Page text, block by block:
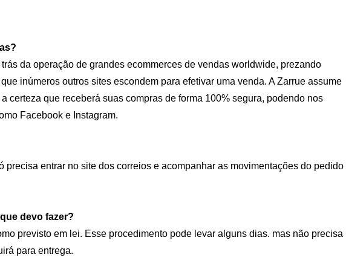
da operação de grandes ecommerces de vendas worldwide, prezando
inúmeros outros sites escondem para efetivar uma venda. A Zarrue assume
certeza que receberá suas compras de forma 100% segura, podendo nos
Facebook e Instagram.
entrar no site dos correios e acompanhar as movimentações do pedido
devo fazer?
previsto em lei. Esse procedimento pode levar alguns dias. mas não precisa
para entrega.